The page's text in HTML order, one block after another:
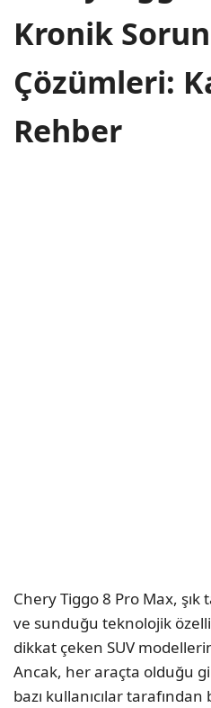
Kronik
Çözümleri:
Rehber
Chery Tiggo 8 Pro Max, şık
ve sunduğu teknolojik
dikkat çeken SUV
Ancak, her araçta olduğu
bazı kullanıcılar